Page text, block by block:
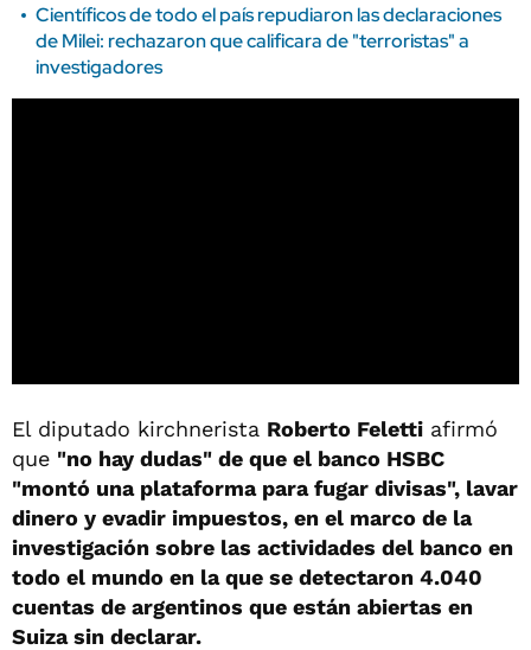
Científicos de todo el país repudiaron las declaraciones
de Milei: rechazaron que calificara de "terroristas" a
investigadores
El diputado kirchnerista Roberto Feletti afirmó
que "no hay dudas" de que el banco HSBC
"montó una plataforma para fugar divisas", lavar
dinero y evadir impuestos, en el marco de la
investigación sobre las actividades del banco en
todo el mundo en la que se detectaron 4.040
cuentas de argentinos que están abiertas en
Suiza sin declarar.